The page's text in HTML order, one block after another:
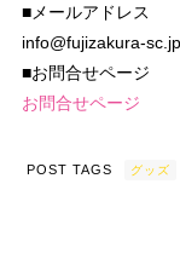
■メールアドレス
info@fujizakura-sc.jp
■お問合せページ
お問合せページ
POST TAGS グッズ